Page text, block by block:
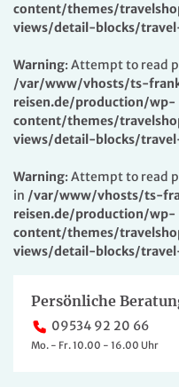
content/themes/
views/detail-blocks/
Warning: Attempt to read
/var/www/vhosts/ts-
reisen.de/production/wp-
content/themes/
views/detail-blocks/
Warning: Attempt to read
in /var/www/vhosts/ts-
reisen.de/production/wp-
content/themes/
views/detail-blocks/
Persönliche
09534 92 20 66
Mo. - Fr. 10.00 - 16.00 Uhr